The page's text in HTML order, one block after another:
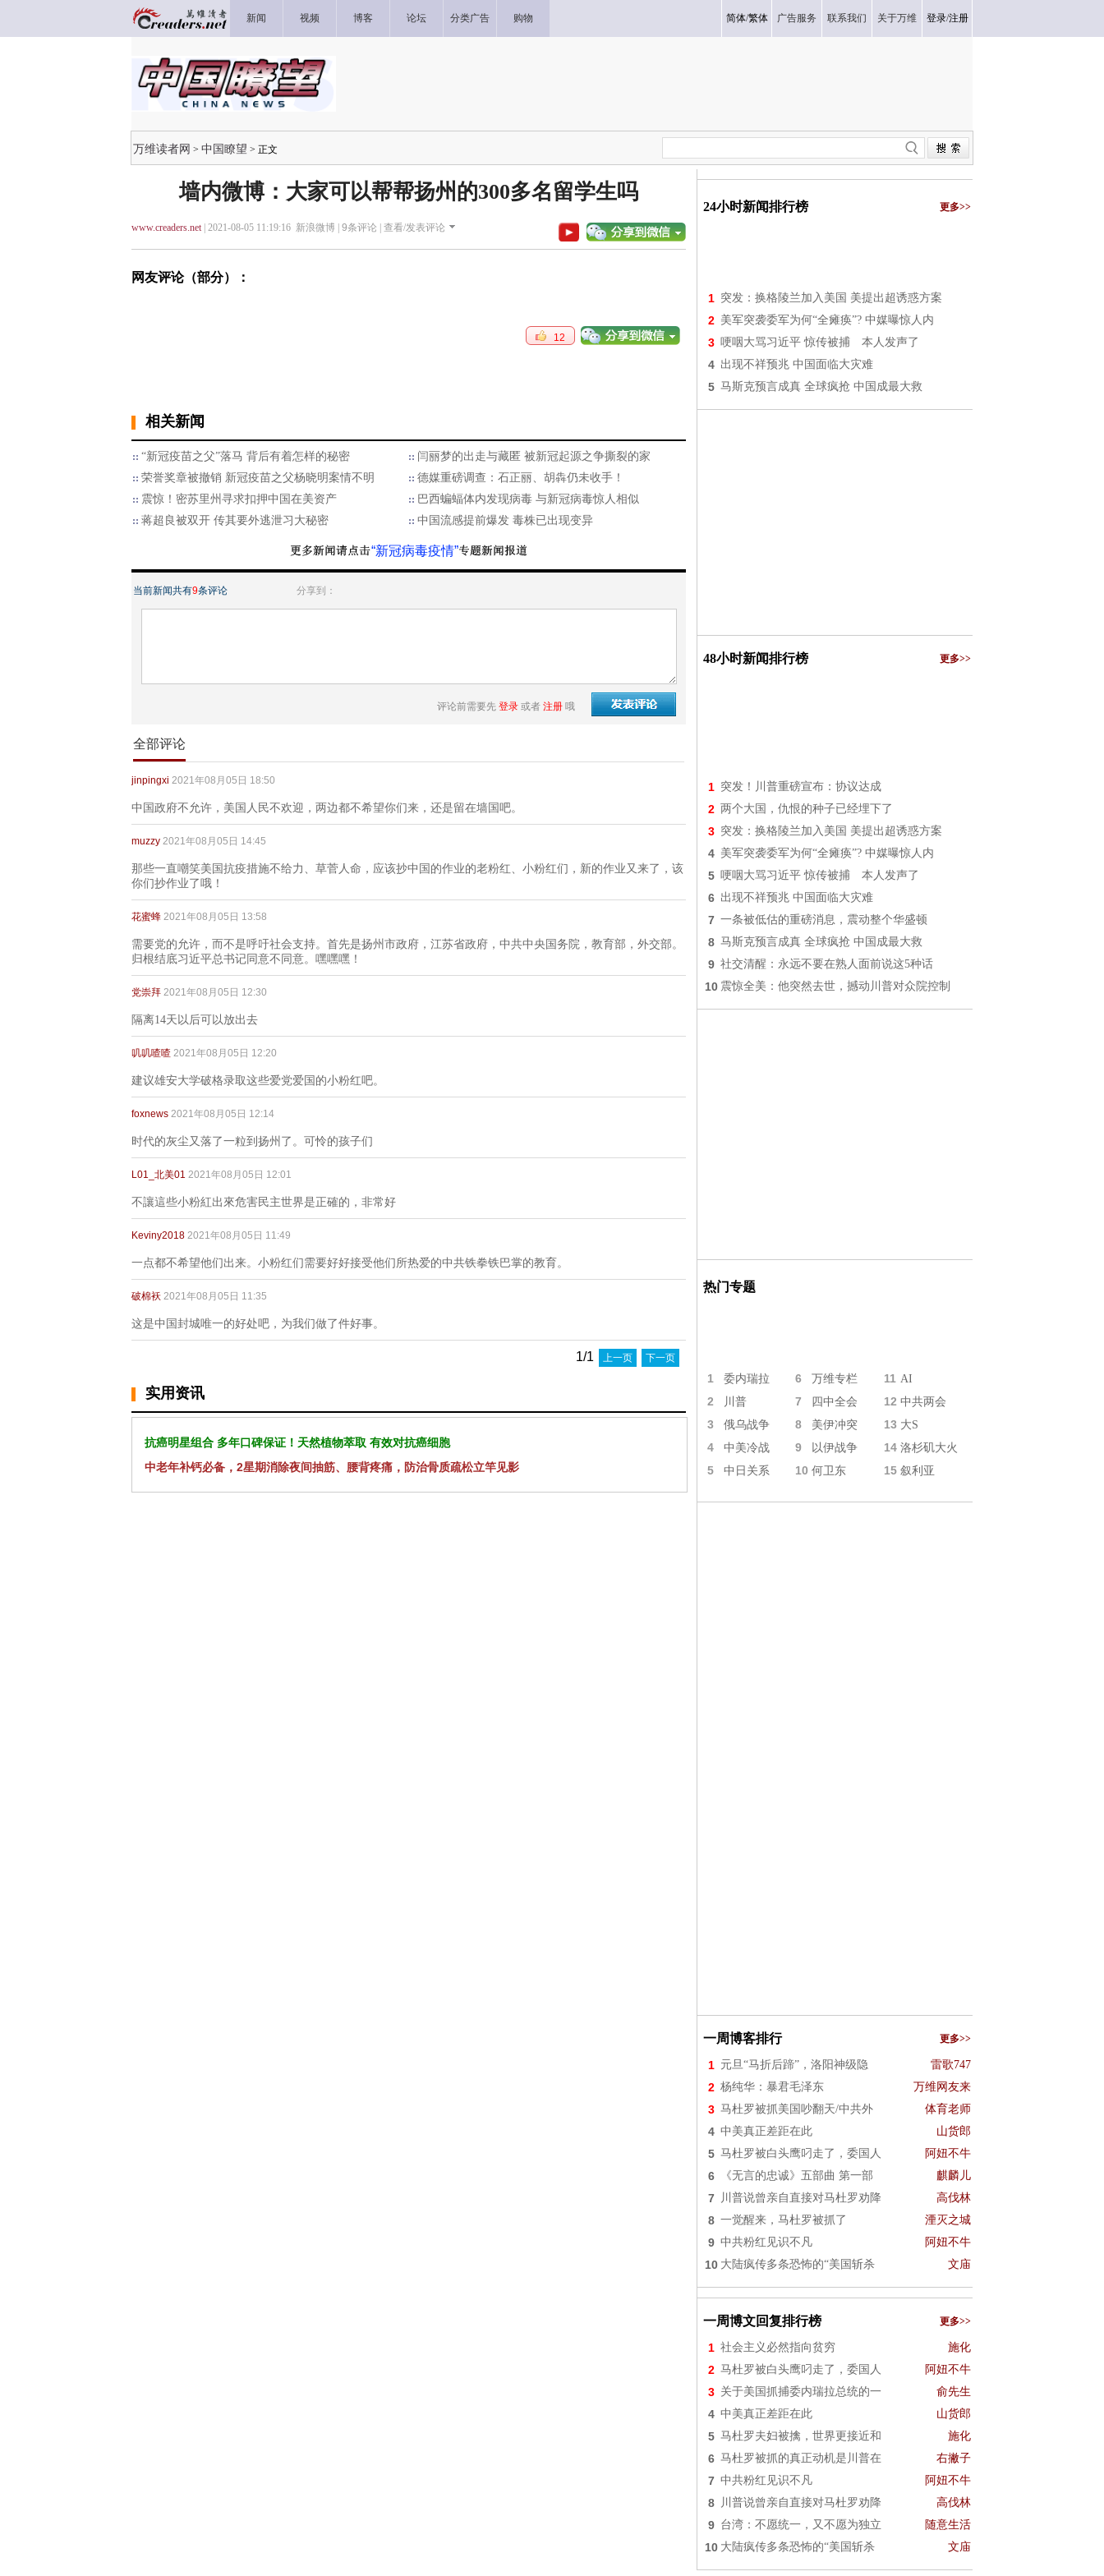
新闻 视频 博客 论坛 分类广告 购物 简体/繁体 广告服务 联系我们 关于万维 登录/注册
万维读者网 > 中国瞭望 > 正文
墙内微博：大家可以帮帮扬州的300多名留学生吗
www.creaders.net| 2021-08-05 11:19:16 新浪微博 | 9条评论 | 查看/发表评论
网友评论（部分）：
12
相关新闻
“新冠疫苗之父”落马 背后有着怎样的秘密
闫丽梦的出走与藏匿 被新冠起源之争撕裂的家
荣誉奖章被撤销 新冠疫苗之父杨晓明案情不明
德媒重磅调查：石正丽、胡犇仍未收手！
震惊！密苏里州寻求扣押中国在美资产
巴西蝙蝠体内发现病毒 与新冠病毒惊人相似
蒋超良被双开 传其要外逃泄习大秘密
中国流感提前爆发 毒株已出现变异
“新冠病毒疫情”
当前新闻共有9条评论 分享到：
评论前需要先 登录 或者 注册 哦
全部评论
jinpingxi 2021年08月05日 18:50
中国政府不允许，美国人民不欢迎，两边都不希望你们来，还是留在墙国吧。
muzzy 2021年08月05日 14:45
那些一直嘲笑美国抗疫措施不给力、草菅人命，应该抄中国的作业的老粉红、小粉红们，新的作业又来了，该
你们抄作业了哦！
花蜜蜂 2021年08月05日 13:58
需要党的允许，而不是呼吁社会支持。首先是扬州市政府，江苏省政府，中共中央国务院，教育部，外交部。
归根结底习近平总书记同意不同意。嘿嘿嘿！
党崇拜 2021年08月05日 12:30
隔离14天以后可以放出去
叽叽喳喳 2021年08月05日 12:20
建议雄安大学破格录取这些爱党爱国的小粉红吧。
foxnews 2021年08月05日 12:14
时代的灰尘又落了一粒到扬州了。可怜的孩子们
L01_北美01 2021年08月05日 12:01
不讓這些小粉紅出來危害民主世界是正確的，非常好
Keviny2018 2021年08月05日 11:49
一点都不希望他们出来。小粉红们需要好好接受他们所热爱的中共铁拳铁巴掌的教育。
破棉袄 2021年08月05日 11:35
这是中国封城唯一的好处吧，为我们做了件好事。
1/1 上一页 下一页
实用资讯
抗癌明星组合 多年口碑保证！天然植物萃取 有效对抗癌细胞
中老年补钙必备，2星期消除夜间抽筋、腰背疼痛，防治骨质疏松立竿见影
24小时新闻排行榜 更多>>
1 突发：换格陵兰加入美国 美提出超诱惑方案
2 美军突袭委军为何“全瘫痪”? 中媒曝惊人内
3 哽咽大骂习近平 惊传被捕 本人发声了
4 出现不祥预兆 中国面临大灾难
5 马斯克预言成真 全球疯抢 中国成最大救
48小时新闻排行榜 更多>>
1 突发！川普重磅宣布：协议达成
2 两个大国，仇恨的种子已经埋下了
3 突发：换格陵兰加入美国 美提出超诱惑方案
4 美军突袭委军为何“全瘫痪”? 中媒曝惊人内
5 哽咽大骂习近平 惊传被捕 本人发声了
6 出现不祥预兆 中国面临大灾难
7 一条被低估的重磅消息，震动整个华盛顿
8 马斯克预言成真 全球疯抢 中国成最大救
9 社交清醒：永远不要在熟人面前说这5种话
10 震惊全美：他突然去世，撼动川普对众院控制
热门专题
1 委内瑞拉 6 万维专栏 11 AI
2 川普 7 四中全会 12 中共两会
3 俄乌战争 8 美伊冲突 13 大S
4 中美冷战 9 以伊战争 14 洛杉矶大火
5 中日关系 10 何卫东 15 叙利亚
一周博客排行 更多>>
1 元旦“马折后蹄”，洛阳神级隐 雷歌747
2 杨纯华：暴君毛泽东 万维网友来
3 马杜罗被抓美国吵翻天/中共外 体育老师
4 中美真正差距在此 山货郎
5 马杜罗被白头鹰叼走了，委国人 阿妞不牛
6 《无言的忠诚》五部曲 第一部 麒麟儿
7 川普说曾亲自直接对马杜罗劝降 高伐林
8 一觉醒来，马杜罗被抓了 湮灭之城
9 中共粉红见识不凡 阿妞不牛
10 大陆疯传多条恐怖的“美国斩杀 文庙
一周博文回复排行榜 更多>>
1 社会主义必然指向贫穷 施化
2 马杜罗被白头鹰叼走了，委国人 阿妞不牛
3 关于美国抓捕委内瑞拉总统的一 俞先生
4 中美真正差距在此 山货郎
5 马杜罗夫妇被擒，世界更接近和 施化
6 马杜罗被抓的真正动机是川普在 右撇子
7 中共粉红见识不凡 阿妞不牛
8 川普说曾亲自直接对马杜罗劝降 高伐林
9 台湾：不愿统一，又不愿为独立 随意生活
10 大陆疯传多条恐怖的“美国斩杀 文庙